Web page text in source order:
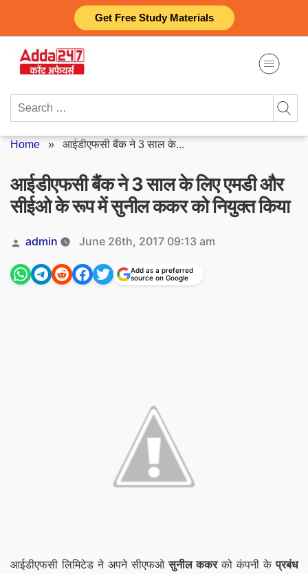
Get Free Study Materials
content
Search
Home » आईडीएफसी बैंक ने 3 साल के...
आईडीएफसी बैंक ने 3 साल के लिए एमडी और
सीईओ के रूप में सुनील ककर को नियुक्त किया
Posted
by
admin June 26th, 2017 09:13 am
Add as a preferred
source on Google
आईडीएफसी लिमिटेड ने अपने सीएफओसुनील ककरको कंपनी केप्रबंध